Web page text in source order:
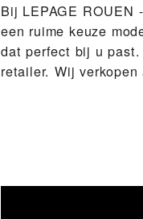
Bij ‭LEPAGE ROUEN
een ruime keuze
dat perfect bij u
retailer. Wij